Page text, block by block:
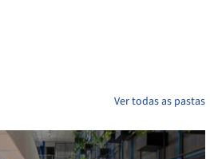
Ver todas as pastas